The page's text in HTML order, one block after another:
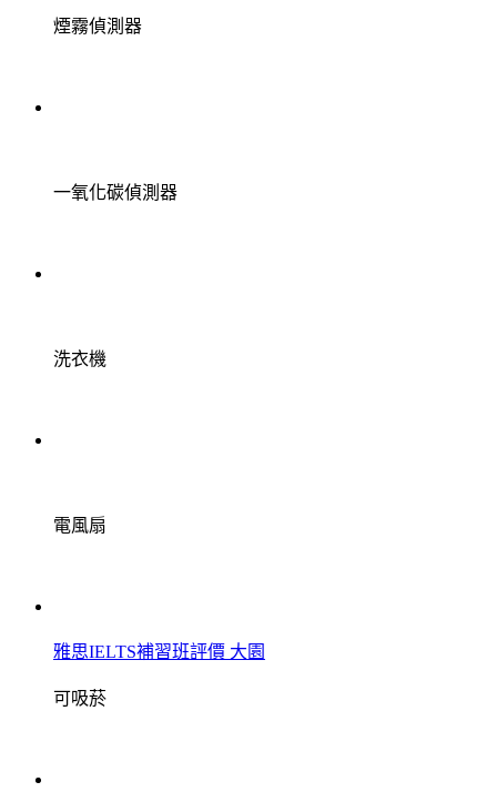
煙霧偵測器
一氧化碳偵測器
洗衣機
電風扇
雅思IELTS補習班評價 大園
可吸菸